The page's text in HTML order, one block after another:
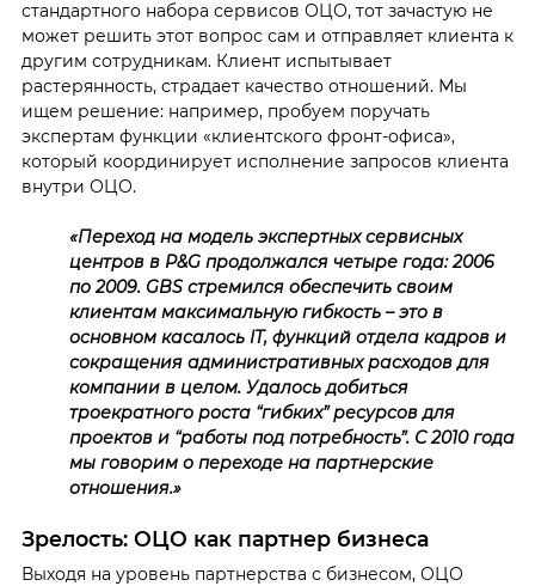
стандартного набора сервисов ОЦО, тот зачастую не
может решить этот вопрос сам и отправляет клиента к
другим сотрудникам. Клиент испытывает
растерянность, страдает качество отношений. Мы
ищем решение: например, пробуем поручать
экспертам функции «клиентского фронт-офиса»,
который координирует исполнение запросов клиента
внутри ОЦО.
«Переход на модель экспертных сервисных
центров в P&G продолжался четыре года: 2006
по 2009. GBS стремилcя обеспечить своим
клиентам максимальную гибкость – это в
основном касалось IT, функций отдела кадров и
сокращения административных расходов для
компании в целом. Удалось добиться
троекратного роста “гибких” ресурсов для
проектов и “работы под потребность”. С 2010 года
мы говорим о переходе на партнерские
отношения.»
Зрелость: ОЦО как партнер бизнеса
Выходя на уровень партнерства с бизнесом, ОЦО